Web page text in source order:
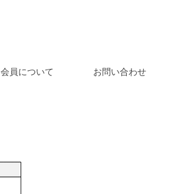
会員について お問い合わせ